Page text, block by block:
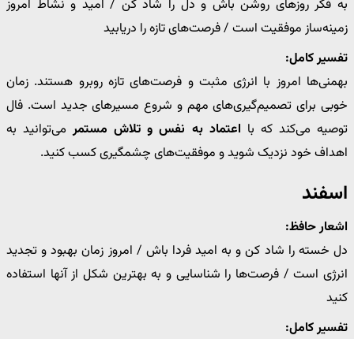
به فکر روزهای روشن باش و دل را شاد کن / امید و نشاط امروز
زمینه‌ساز موفقیت است / فرصت‌های تازه را دریابید
تفسیر کامل:
بهمنی‌ها امروز با انرژی مثبت و فرصت‌های تازه روبرو هستند. زمان
خوبی برای تصمیم‌گیری‌های مهم و شروع مسیرهای جدید است. فال
توصیه می‌کند که با اعتماد به نفس و تلاش مستمرمی‌توانید به
اهداف خود نزدیک شوید و موفقیت‌های چشمگیری کسب کنید.
اسفند
اشعار حافظ:
دل خسته را شاد کن و به امید فردا باش / امروز زمان بهبود و تجدید
انرژی است / فرصت‌ها را شناسایی و به بهترین شکل از آنها استفاده
کنید
تفسیر کامل: